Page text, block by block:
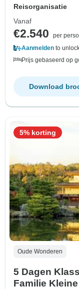
Reisorganisatie
Vanaf
€2.540
per
Aanmelden to
Prijs gebaseerd op
Download
Oude Wonderen
5 Dagen
Familie
5% korting